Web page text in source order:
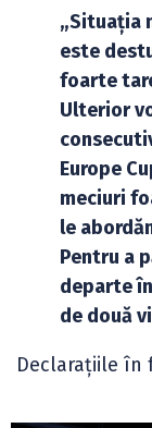
„Situația
este
foarte
Ulterior
Europe
meciuri
le
Pentru a
departe
de două
Declarațiile în